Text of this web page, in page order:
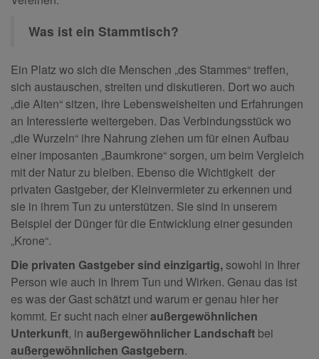
Was ist ein Stammtisch?
Ein Platz wo sich die Menschen „des Stammes“ treffen,
sich austauschen, streiten und diskutieren. Dort wo auch
„die Alten“ sitzen, ihre Lebensweisheiten und Erfahrungen
an Interessierte weitergeben. Das Verbindungsstück wo
„die Wurzeln“ ihre Nahrung ziehen um für einen Aufbau
einer imposanten „Baumkrone“ sorgen, um beim Vergleich
mit der Natur zu bleiben. Ebenso die Wichtigkeit der
privaten Gastgeber, der Kleinvermieter zu erkennen und
sie in ihrem Tun zu unterstützen. Sie sind in unserem
Beispiel der Dünger für die Entwicklung einer gesunden
„Krone“.
Die privaten Gastgeber sind einzigartig,sowohl in Ihrer
Person wie auch in Ihrem Tun und Wirken. Genau das ist
es was der Gast schätzt und warum er genau hier her
kommt. Er sucht nach eineraußergewöhnlichen
Unterkunft, in außergewöhnlicher Landschaft bei
außergewöhnlichen Gastgebern.